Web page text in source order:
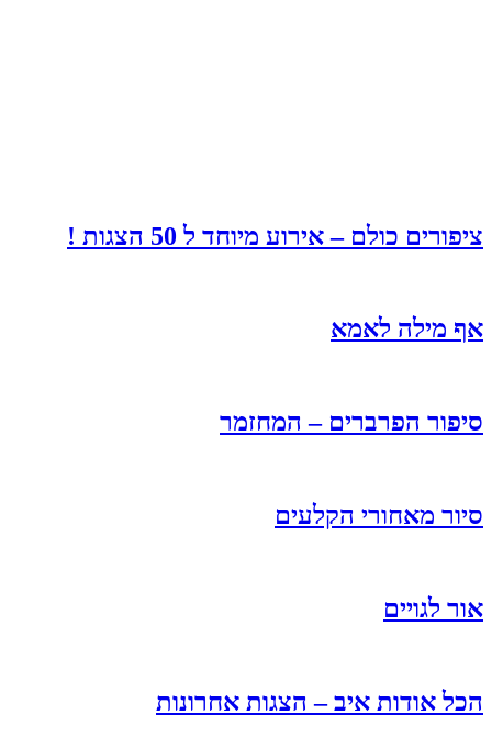
ציפורים כולם – אירוע מיוחד ל 50 הצגות !
אף מילה לאמא
סיפור הפרברים – המחזמר
סיור מאחורי הקלעים
אור לגויים
הכל אודות איב – הצגות אחרונות